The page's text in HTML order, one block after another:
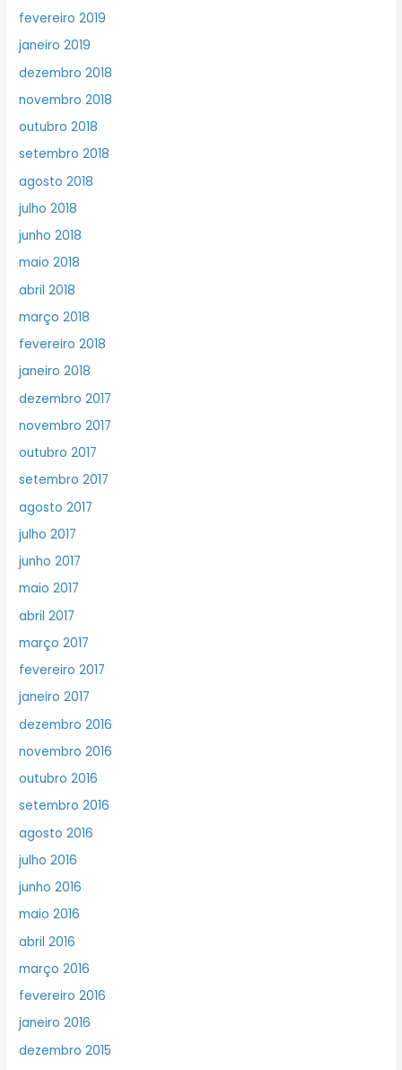
fevereiro 2019
janeiro 2019
dezembro 2018
novembro 2018
outubro 2018
setembro 2018
agosto 2018
julho 2018
junho 2018
maio 2018
abril 2018
março 2018
fevereiro 2018
janeiro 2018
dezembro 2017
novembro 2017
outubro 2017
setembro 2017
agosto 2017
julho 2017
junho 2017
maio 2017
abril 2017
março 2017
fevereiro 2017
janeiro 2017
dezembro 2016
novembro 2016
outubro 2016
setembro 2016
agosto 2016
julho 2016
junho 2016
maio 2016
abril 2016
março 2016
fevereiro 2016
janeiro 2016
dezembro 2015